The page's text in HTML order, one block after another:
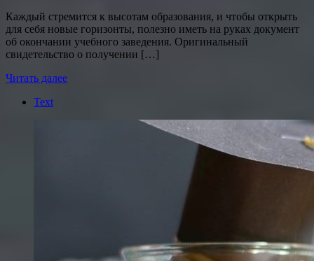
Каждый стремится к высотам образования, и чтобы открыть
для себя новые горизонты, полезно иметь на руках документ
об окончании учебного заведения. Оригинальный
свидетельство о получении […]
Читать далее
Text